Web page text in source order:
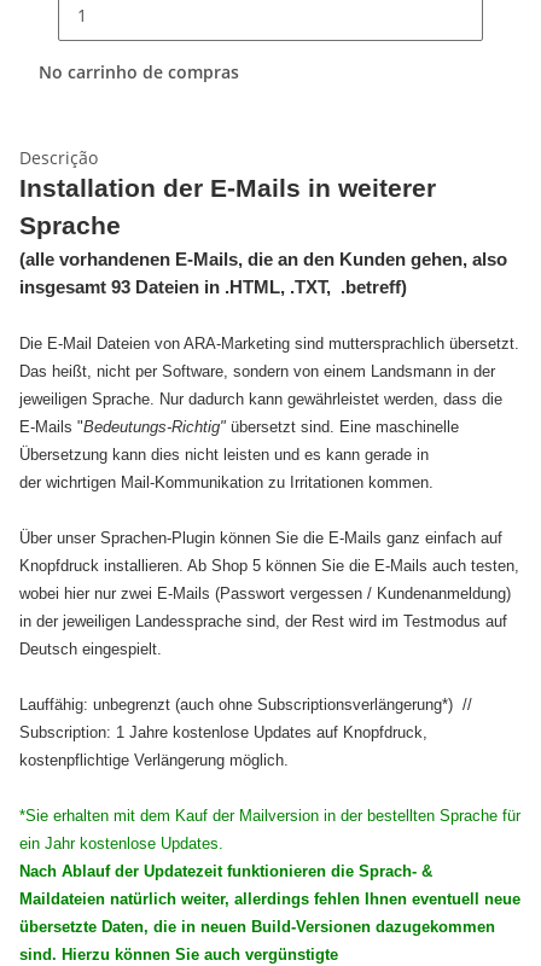
No carrinho de compras
Descrição
Installation der E-Mails in weiterer
Sprache
(alle vorhandenen E-Mails, die an den Kunden gehen, also
insgesamt 93 Dateien in .HTML, .TXT, .betreff)
Die E-Mail Dateien von ARA-Marketing sind muttersprachlich übersetzt.
Das heißt, nicht per Software, sondern von einem Landsmann in der
jeweiligen Sprache. Nur dadurch kann gewährleistet werden, dass die
E-Mails "Bedeutungs-Richtig" übersetzt sind. Eine maschinelle
Übersetzung kann dies nicht leisten und es kann gerade in
der wichrtigen Mail-Kommunikation zu Irritationen kommen.
Über unser Sprachen-Plugin können Sie die E-Mails ganz einfach auf
Knopfdruck installieren. Ab Shop 5 können Sie die E-Mails auch testen,
wobei hier nur zwei E-Mails (Passwort vergessen / Kundenanmeldung)
in der jeweiligen Landessprache sind, der Rest wird im Testmodus auf
Deutsch eingespielt.
Lauffähig: unbegrenzt (auch ohne Subscriptionsverlängerung*) //
Subscription: 1 Jahre kostenlose Updates auf Knopfdruck,
kostenpflichtige Verlängerung möglich.
*Sie erhalten mit dem Kauf der Mailversion in der bestellten Sprache für
ein Jahr kostenlose Updates.
Nach Ablauf der Updatezeit funktionieren die Sprach- &
Maildateien natürlich weiter, allerdings fehlen Ihnen eventuell neue
übersetzte Daten, die in neuen Build-Versionen dazugekommen
sind. Hierzu können Sie auch vergünstigte